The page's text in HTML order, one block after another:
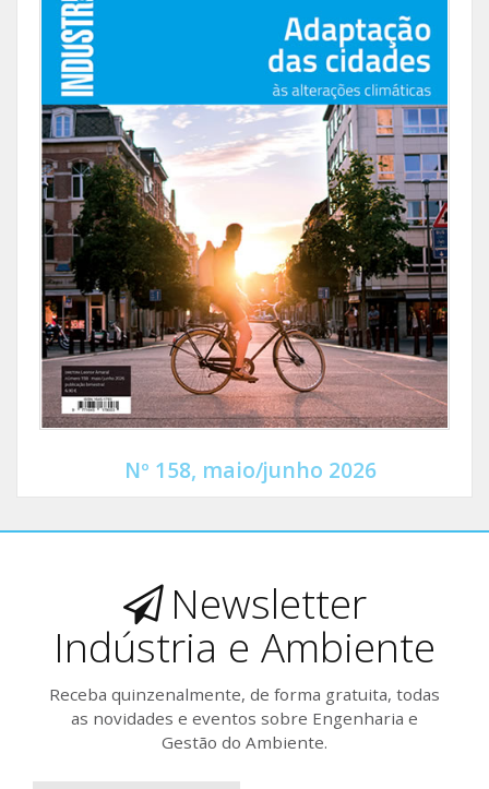
Nº 158, maio/junho 2026
Newsletter
Indústria e Ambiente
Receba quinzenalmente, de forma gratuita, todas
as novidades e eventos sobre Engenharia e
Gestão do Ambiente.